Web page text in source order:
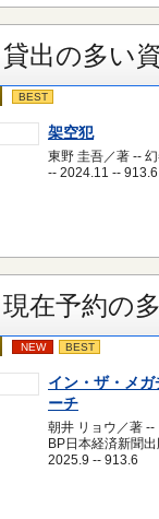
貸出の多い
BEST
架空犯
東野 圭吾／著 --
-- 2024.11 -- 913.6
現在予約の
NEW BEST
イン・ザ・メガ
ーチ
朝井 リョウ／著 --
BP日本経済新聞
2025.9 -- 913.6